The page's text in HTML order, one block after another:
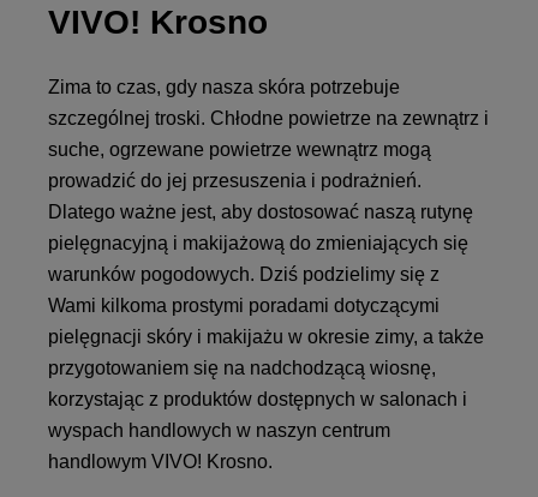
VIVO! Krosno
Zima to czas, gdy nasza skóra potrzebuje
szczególnej troski. Chłodne powietrze na zewnątrz i
suche, ogrzewane powietrze wewnątrz mogą
prowadzić do jej przesuszenia i podrażnień.
Dlatego ważne jest, aby dostosować naszą rutynę
pielęgnacyjną i makijażową do zmieniających się
warunków pogodowych. Dziś podzielimy się z
Wami kilkoma prostymi poradami dotyczącymi
pielęgnacji skóry i makijażu w okresie zimy, a także
przygotowaniem się na nadchodzącą wiosnę,
korzystając z produktów dostępnych w salonach i
wyspach handlowych w naszyn centrum
handlowym VIVO! Krosno.